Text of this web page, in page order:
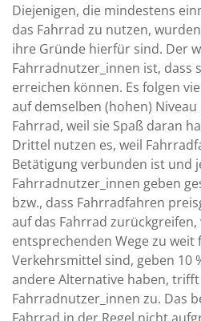
Diejenigen, die mindestens
das Fahrrad zu nutzen,
ihre Gründe hierfür sind. Der
Fahrradnutzer_innen ist, dass
erreichen können. Es folgen
auf demselben (hohen) Niveau
Fahrrad, weil sie Spaß daran
Drittel nutzen es, weil
Betätigung verbunden ist und
Fahrradnutzer_innen geben
bzw., dass Fahrradfahren
auf das Fahrrad zurückgreifen,
entsprechenden Wege zu weit
Verkehrsmittel sind, geben 10
andere Alternative haben,
Fahrradnutzer_innen zu. Das
Fahrrad in der Regel nicht